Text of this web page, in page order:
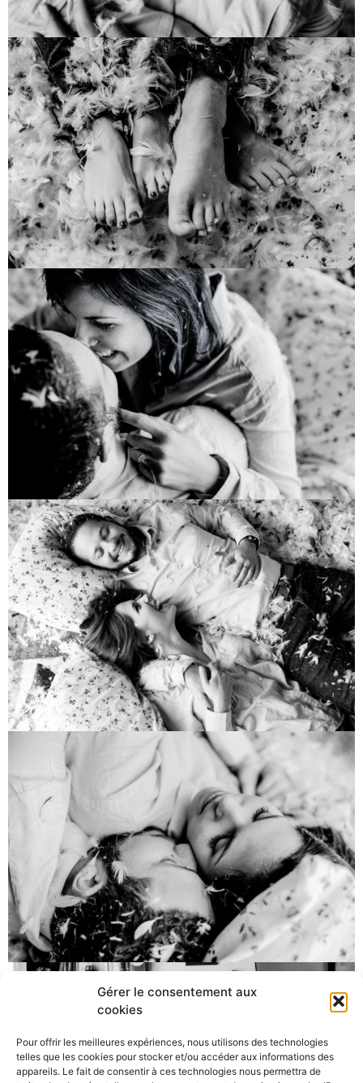
Gérer le consentement aux
cookies
Pour offrir les meilleures expériences, nous utilisons des technologies
telles que les cookies pour stocker et/ou accéder aux informations des
appareils. Le fait de consentir à ces technologies nous permettra de